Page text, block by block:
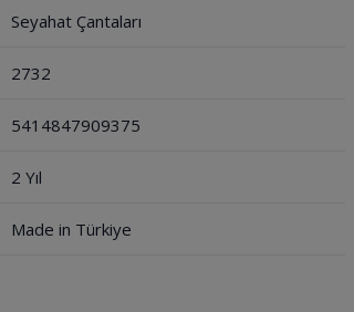
Seyahat Çantaları
2732
5414847909375
2 Yıl
Made in Türkiye